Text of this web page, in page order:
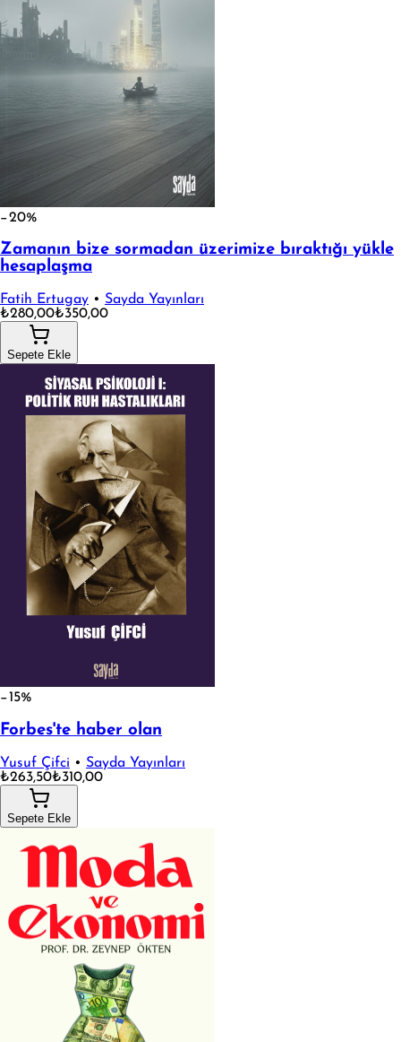
−20%
Zamanın bize sormadan üzerimize bıraktığı yükle
hesaplaşma
Fatih Ertugay • Sayda Yayınları
₺280,00₺350,00
Sepete Ekle
−15%
Forbes'te haber olan
Yusuf Çifci • Sayda Yayınları
₺263,50₺310,00
Sepete Ekle